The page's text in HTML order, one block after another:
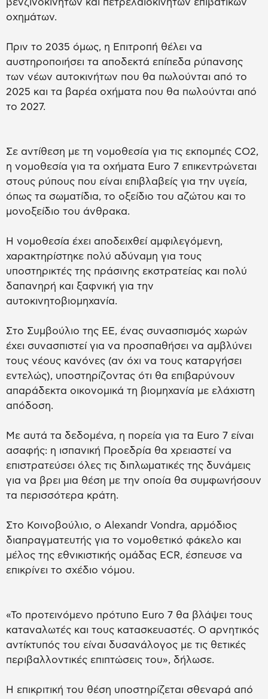
βενζινοκίνητων και πετρελαιοκίνητων επιβατικών
οχημάτων.
Πριν το 2035 όμως, η Επιτροπή θέλει να
αυστηροποιήσει τα αποδεκτά επίπεδα ρύπανσης
των νέων αυτοκινήτων που θα πωλούνται από το
2025 και τα βαρέα οχήματα που θα πωλούνται από
το 2027.
Σε αντίθεση με τη νομοθεσία για τις εκπομπές CO2,
η νομοθεσία για τα οχήματα Euro 7 επικεντρώνεται
στους ρύπους που είναι επιβλαβείς για την υγεία,
όπως τα σωματίδια, το οξείδιο του αζώτου και το
μονοξείδιο του άνθρακα.
Η νομοθεσία έχει αποδειχθεί αμφιλεγόμενη,
χαρακτηρίστηκε πολύ αδύναμη για τους
υποστηρικτές της πράσινης εκστρατείας και πολύ
δαπανηρή και ξαφνική για την
αυτοκινητοβιομηχανία.
Στο Συμβούλιο της ΕΕ, ένας συνασπισμός χωρών
έχει συνασπιστεί για να προσπαθήσει να αμβλύνει
τους νέους κανόνες (αν όχι να τους καταργήσει
εντελώς), υποστηρίζοντας ότι θα επιβαρύνουν
απαράδεκτα οικονομικά τη βιομηχανία με ελάχιστη
απόδοση.
Με αυτά τα δεδομένα, η πορεία για τα Euro 7 είναι
ασαφής: η ισπανική Προεδρία θα χρειαστεί να
επιστρατεύσει όλες τις διπλωματικές της δυνάμεις
για να βρει μια θέση με την οποία θα συμφωνήσουν
τα περισσότερα κράτη.
Στο Κοινοβούλιο, ο Alexandr Vondra, αρμόδιος
διαπραγματευτής για το νομοθετικό φάκελο και
μέλος της εθνικιστικής ομάδας ECR, έσπευσε να
επικρίνει το σχέδιο νόμου.
«Το προτεινόμενο πρότυπο Euro 7 θα βλάψει τους
καταναλωτές και τους κατασκευαστές. Ο αρνητικός
αντίκτυπός του είναι δυσανάλογος με τις θετικές
περιβαλλοντικές επιπτώσεις του», δήλωσε.
Η επικριτική του θέση υποστηρίζεται σθεναρά από